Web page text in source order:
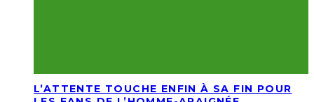
L’ATTENTE TOUCHE ENFIN À SA FIN POUR